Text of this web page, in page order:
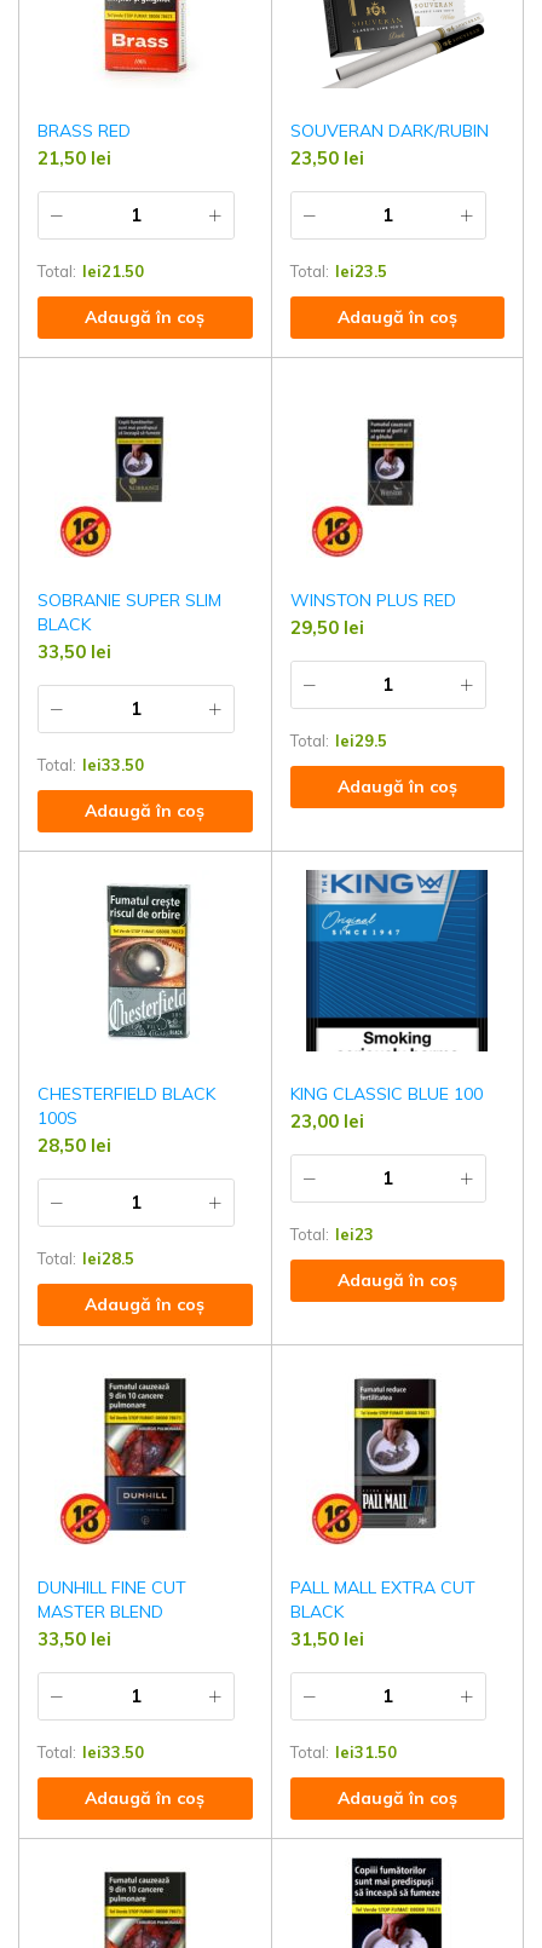
BRASS RED
21,50 lei
Total: lei21.50
Adaugă în coș
SOUVERAN DARK/RUBIN
23,50 lei
Total: lei23.5
Adaugă în coș
SOBRANIE SUPER SLIM
BLACK
33,50 lei
Total: lei33.50
Adaugă în coș
WINSTON PLUS RED
29,50 lei
Total: lei29.5
Adaugă în coș
CHESTERFIELD BLACK
100S
28,50 lei
Total: lei28.5
Adaugă în coș
KING CLASSIC BLUE 100
23,00 lei
Total: lei23
Adaugă în coș
DUNHILL FINE CUT
MASTER BLEND
33,50 lei
Total: lei33.50
Adaugă în coș
PALL MALL EXTRA CUT
BLACK
31,50 lei
Total: lei31.50
Adaugă în coș